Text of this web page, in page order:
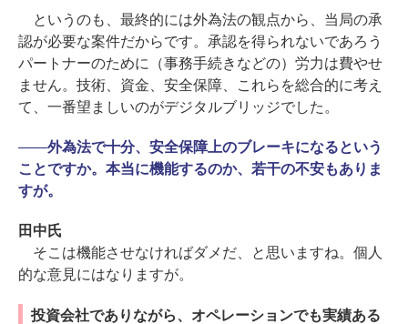
というのも、最終的には外為法の観点から、当局の承
認が必要な案件だからです。承認を得られないであろう
パートナーのために（事務手続きなどの）労力は費やせ
ません。技術、資金、安全保障、これらを総合的に考え
て、一番望ましいのがデジタルブリッジでした。
――外為法で十分、安全保障上のブレーキになるという
ことですか。本当に機能するのか、若干の不安もありま
すが。
田中氏
そこは機能させなければダメだ、と思いますね。個人
的な意見にはなりますが。
投資会社でありながら、オペレーションでも実績ある